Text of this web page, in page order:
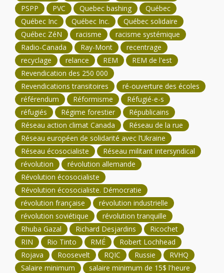
PSPP
PVC Quebec bashing
Québec
Québec Inc
Québec Inc.
Québec solidaire
Québec ZéN
racisme
racisme systémique
Radio-Canada
Ray-Mont
recentrage
recyclage
relance REM
REM de l'est
Revendication des 250 000
Revendications transitoires
ré-ouverture des écoles
référendum
Réformisme
Réfugié-e-s
réfugiés
Régime forestier
Républicains
Réseau action climat Canada
Réseau de la rue
Réseau européen de solidarité avec l’Ukraine
Réseau écosocialiste
Réseau militant intersyndical
révolution
révolution allemande
Révolution écosocialiste
Révolution écosocialiste. Démocratie
révolution française
révolution industrielle
révolution soviétique
révolution tranquille
Rhuba Gazal
Richard Desjardins
Ricochet
RIN
Rio Tinto RMÉ
Robert Lochhead
Rojava
Roosevelt RQIC Russie
RVHQ
Salaire minimum
salaire minimum de 15$ l'heure